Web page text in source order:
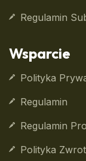
Regulamin
Wsparcie
Polityka
Regulamin
Regulamin
Polityka